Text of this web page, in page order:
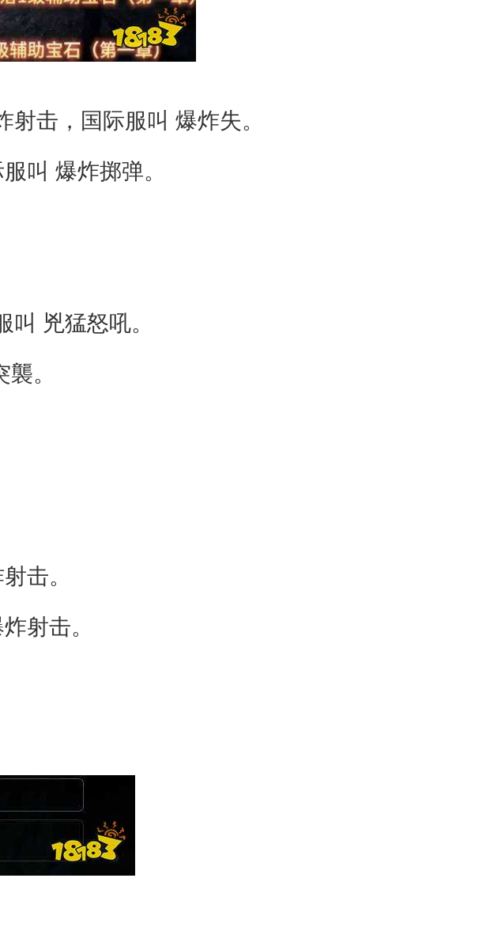
击，国际服叫 爆炸失。
叫 爆炸掷弹。
兇猛怒吼。
。
击。
射击。